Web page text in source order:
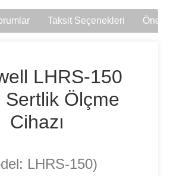
Taksit Seçenekleri
LHRS-150
Sertlik Ölçme
Cihazı
LHRS-150)